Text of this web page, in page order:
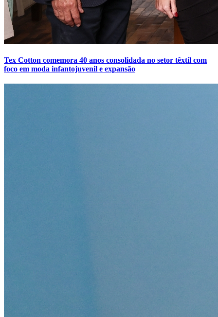
Tex Cotton comemora 40 anos consolidada no setor têxtil com
foco em moda infantojuvenil e expansão